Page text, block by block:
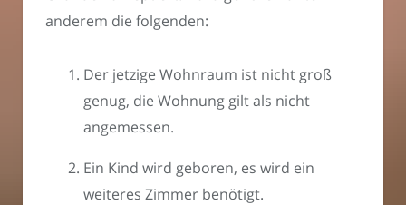
anderem die folgenden:
Der jetzige Wohnraum ist nicht groß
genug, die Wohnung gilt als nicht
angemessen.
Ein Kind wird geboren, es wird ein
weiteres Zimmer benötigt.